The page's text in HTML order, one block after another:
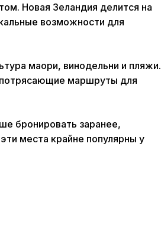
Новая Зеландия делится на
возможности для
маори, винодельни и пляжи.
потрясающие маршруты для
бронировать заранее,
места крайне популярны у